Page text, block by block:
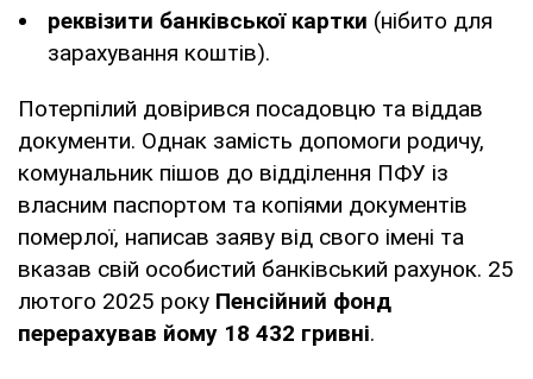
реквізити банківської картки (нібито для
зарахування коштів).
Потерпілий довірився посадовцю та віддав
документи. Однак замість допомоги родичу,
комунальник пішов до відділення ПФУ із
власним паспортом та копіями документів
померлої, написав заяву від свого імені та
вказав свій особистий банківський рахунок. 25
лютого 2025 року Пенсійний фонд
перерахував йому 18 432 гривні.